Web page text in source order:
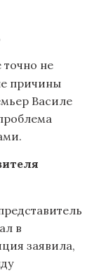
не
причины
Василе
в
заявила,